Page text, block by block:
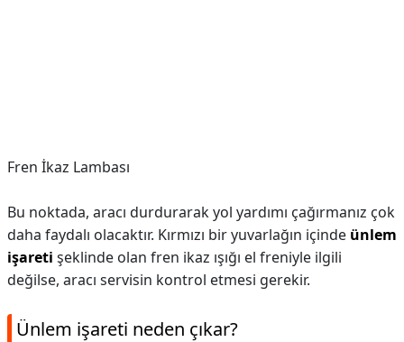
Fren İkaz Lambası
Bu noktada, aracı durdurarak yol yardımı çağırmanız çok
daha faydalı olacaktır. Kırmızı bir yuvarlağın içinde ünlem
işareti şeklinde olan fren ikaz ışığı el freniyle ilgili
değilse, aracı servisin kontrol etmesi gerekir.
Ünlem işareti neden çıkar?